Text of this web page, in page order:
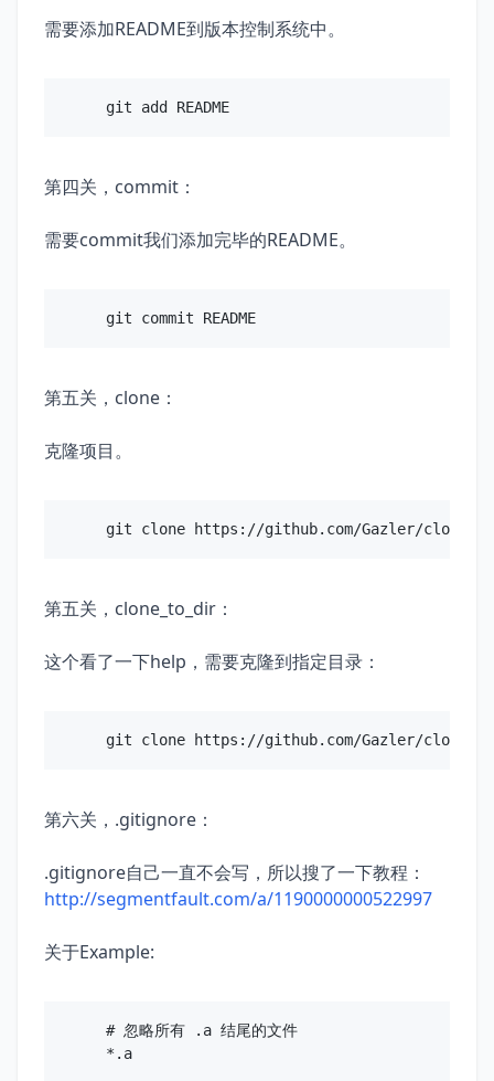
需要添加README到版本控制系统中。
第四关，commit：
需要commit我们添加完毕的README。
第五关，clone：
克隆项目。
第五关，clone_to_dir：
这个看了一下help，需要克隆到指定目录：
第六关，.gitignore：
.gitignore自己一直不会写，所以搜了一下教程：
http://segmentfault.com/a/1190000000522997
关于Example:
# 忽略所有 .a 结尾的文件
*.a